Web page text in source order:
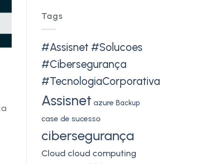
Tags
#Assisnet #Solucoes
#Cibersegurança
#TecnologiaCorporativa
Assisnet azure Backup
case de sucesso
cibersegurança
Cloud cloud computing